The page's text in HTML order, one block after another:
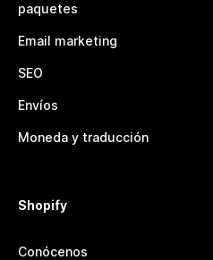
paquetes
Email marketing
SEO
Envíos
Moneda y traducción
Shopify
Conócenos